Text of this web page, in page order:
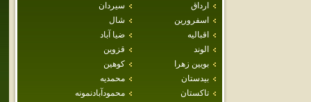
ارداق
سيردان
اسفرورين
شال
اقباليه
ضيا آباد
الوند
قزوين
بويين زهرا
كوهين
بيدستان
محمديه
تاكستان
محمودآبادنمونه